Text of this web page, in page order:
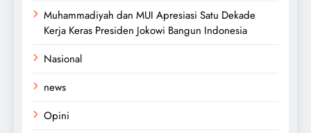
Muhammadiyah dan MUI Apresiasi Satu Dekade
Kerja Keras Presiden Jokowi Bangun Indonesia
Nasional
news
Opini